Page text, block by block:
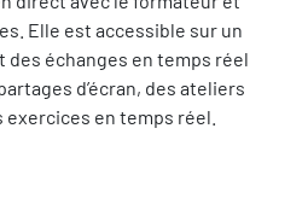
Elle est accessible sur un
échanges en temps réel
d’écran, des ateliers
en temps réel.